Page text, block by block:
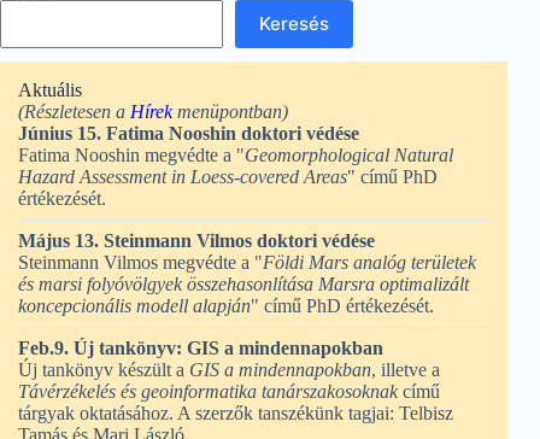
Keresés
Aktuális
(Részletesen a Hírekmenüpontban)
Június 15. Fatima Nooshin doktori védése
Fatima Nooshin megvédte a "Geomorphological Natural
Hazard Assessment in Loess-covered Areas" című PhD
értékezését.
Május 13. Steinmann Vilmos doktori védése
Steinmann Vilmos megvédte a "Földi Mars analóg területek
és marsi folyóvölgyek összehasonlítása Marsra optimalizált
koncepcionális modell alapján" című PhD értékezését.
Feb.9. Új tankönyv: GIS a mindennapokban
Új tankönyv készült a GIS a mindennapokban, illetve a
Távérzékelés és geoinformatika tanárszakosoknak című
tárgyak oktatásához. A szerzők tanszékünk tagjai: Telbisz
Tamás és Mari László.